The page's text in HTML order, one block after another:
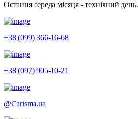
Остання середа місяця - технічний день.
+38 (099) 366-16-68
+38 (097) 905-10-21
@Carisma.ua